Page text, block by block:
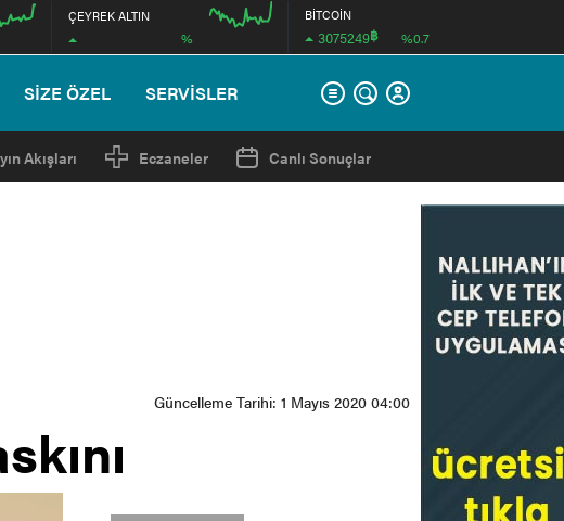
ÇEYREK ALTIN
%
BİTCOİN
3075249฿ %0.7
SİZE ÖZEL SERVİSLER
Akışları Eczaneler Canlı Sonuçlar
Güncelleme Tarihi: 1 Mayıs 2020 04:00